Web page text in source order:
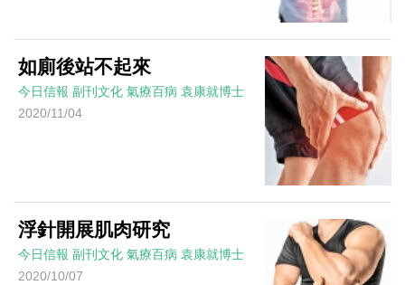
如廁後站不起來
今日信報 副刊文化 氣療百病 袁康就博士
2020/11/04
浮針開展肌肉研究
今日信報 副刊文化 氣療百病 袁康就博士
2020/10/07